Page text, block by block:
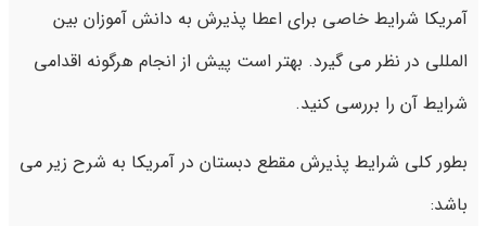
آمریکا شرایط خاصی برای اعطا پذیرش به دانش آموزان بین
المللی در نظر می گیرد. بهتر است پیش از انجام هرگونه اقدامی
شرایط آن را بررسی کنید.
بطور کلی شرایط پذیرش مقطع دبستان در آمریکا به شرح زیر می
باشد: